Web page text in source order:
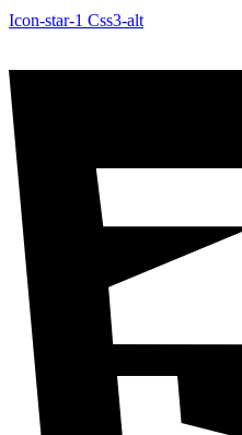
Icon-star-1 Css3-alt